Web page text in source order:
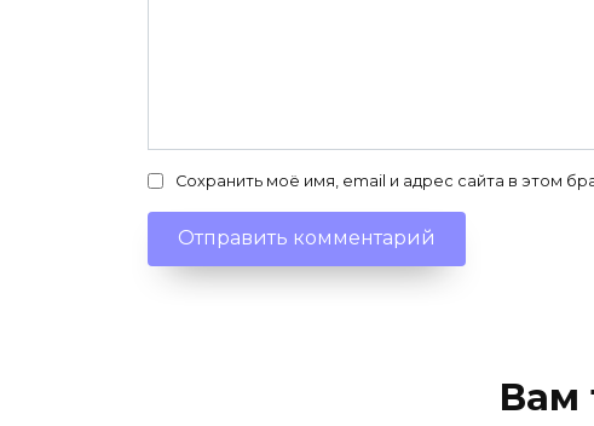
Сохранить моё имя, email и адрес сайта в этом
Вам